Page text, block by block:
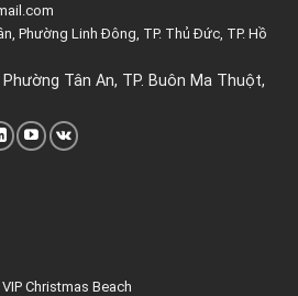
Phường Linh Đông, TP. Thủ Đức, TP. Hồ
Tân An, TP. Buôn Ma Thuột,
Christmas Beach